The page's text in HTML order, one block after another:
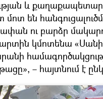
և
են
ու բարձր
կմոտենա
– հայտնում է